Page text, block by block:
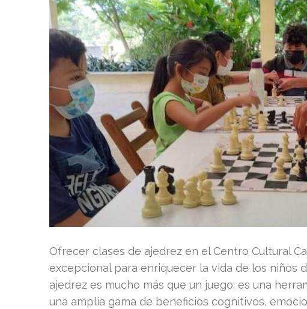
Ofrecer clases de ajedrez en el Centro Cultural
excepcional para enriquecer la vida de los niños
ajedrez es mucho más que un juego; es una
una amplia gama de beneficios cognitivos,